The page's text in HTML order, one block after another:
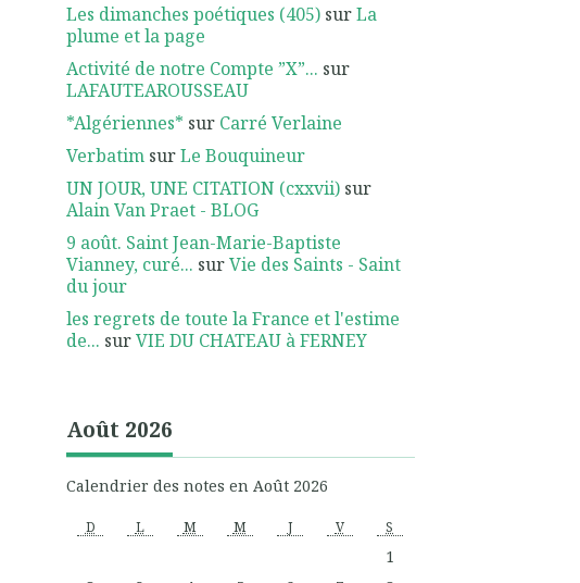
Les dimanches poétiques (405)surLa
plume et la page
Activité de notre Compte ”X”... sur
LAFAUTEAROUSSEAU
*Algériennes* sur Carré Verlaine
VerbatimsurLe Bouquineur
UN JOUR, UNE CITATION (cxxvii)sur
Alain Van Praet - BLOG
9 août. Saint Jean-Marie-Baptiste
Vianney, curé... surVie des Saints - Saint
du jour
les regrets de toute la France et l'estime
de... surVIE DU CHATEAU à FERNEY
Août 2026
Calendrier des notes en Août 2026
D L M M J V S
1